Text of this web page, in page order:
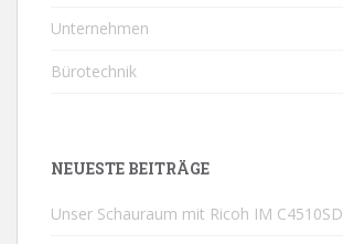
Unternehmen
Bürotechnik
NEUESTE BEITRÄGE
Unser Schauraum mit Ricoh IM C4510SD